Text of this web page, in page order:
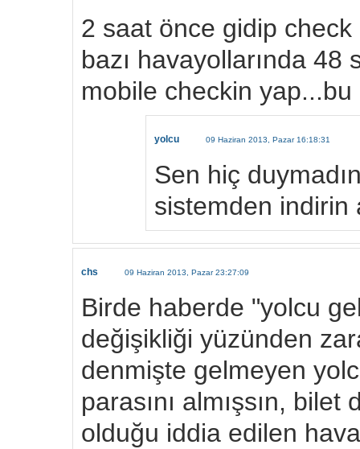
2 saat önce gidip
bazı havayollarında
mobile checkin
yolcu 09 Haziran 2013, Pazar 16:18:31
Sen hiç
sistemden indirin
chs 09 Haziran 2013, Pazar 23:27:09
Birde haberde "yolcu
değişikliği yüzünden
denmişte gelmeyen
parasını almışsın,
olduğu iddia edilen